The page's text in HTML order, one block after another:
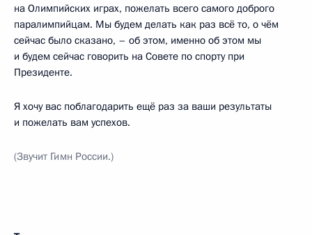
на Олимпийских играх, пожелать всего самого доброго
паралимпийцам. Мы будем делать как раз всё то, о чём
сейчас было сказано, – об этом, именно об этом мы
и будем сейчас говорить на Совете по спорту при
Президенте.
Я хочу вас поблагодарить ещё раз за ваши результаты
и пожелать вам успехов.
(Звучит Гимн России.)